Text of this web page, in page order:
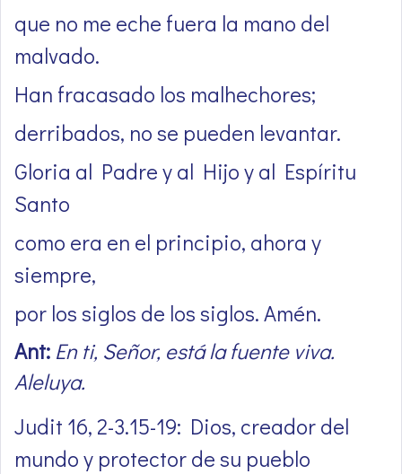
que no me eche fuera la mano del
malvado.
Han fracasado los malhechores;
derribados, no se pueden levantar.
Gloria al Padre y al Hijo y al Espíritu
Santo
como era en el principio, ahora y
siempre,
por los siglos de los siglos. Amén.
Ant: En ti, Señor, está la fuente viva.
Aleluya.
Judit 16, 2-3.15-19: Dios, creador del
mundo y protector de su pueblo